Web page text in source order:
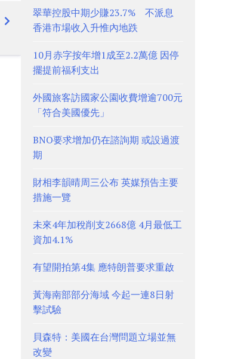
翠華控股中期少賺23.7% 不派息
香港市場收入升惟內地跌
10月赤字按年增1成至2.2萬億 因停
擺提前福利支出
外國旅客訪國家公園收費增逾700元
「符合美國優先」
BNO要求增加仍在諮詢期 或設過渡
期
財相李韻晴周三公布 英媒預告主要
措施一覽
未來4年加稅削支2668億 4月最低工
資加4.1%
有望開拍第4集 應特朗普要求重啟
黃海南部部分海域 今起一連8日射
擊試驗
貝森特：美國在台灣問題立場並無
改變